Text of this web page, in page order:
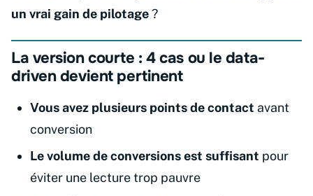
un vrai gain de pilotage?
La version courte : 4 cas ou le data-
driven devient pertinent
Vous avez plusieurs points de contact avant
conversion
Le volume de conversions est suffisant pour
éviter une lecture trop pauvre